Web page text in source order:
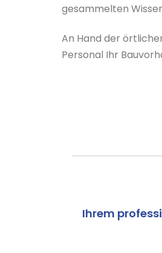
gesammelten
An Hand der
Personal Ihr
Ihrem